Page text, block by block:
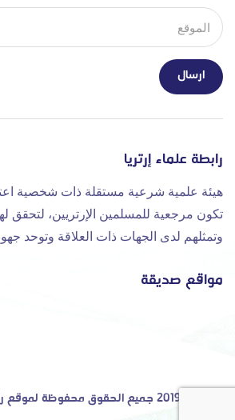
رابطة علماء إرتريا
هيئة علمية شرعية مستقلة ذات شخصية
تكون مرجعية للمسلمين الإرتريين، لتحقق
وتمثلهم لدى الجهات ذات العلاقة وتوحد
مواقع صديقة